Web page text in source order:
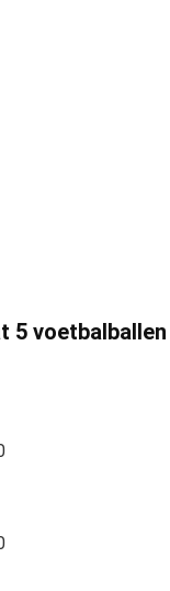
5 voetbalballen